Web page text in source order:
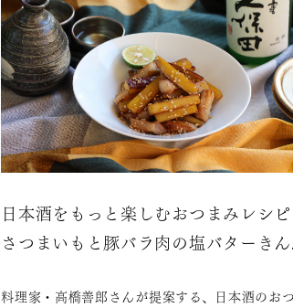
だきました。
日本酒をもっと楽しむおつまみレシピ
さつまいもと豚バラ肉の塩バターきん
料理家・高橋善郎さんが提案する、日本酒のお